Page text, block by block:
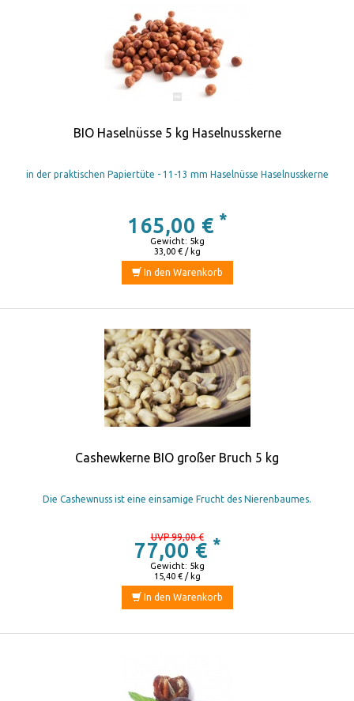
BIO Haselnüsse 5 kg Haselnusskerne
in der praktischen Papiertüte - 11-13 mm Haselnüsse Haselnusskerne
165,00 € *
33,00 € / kg
Gewicht: 5kg
In den Warenkorb
Cashewkerne BIO großer Bruch 5 kg
Die Cashewnuss ist eine einsamige Frucht des Nierenbaumes.
UVP 99,00 €
77,00 € *
15,40 € / kg
Gewicht: 5kg
In den Warenkorb